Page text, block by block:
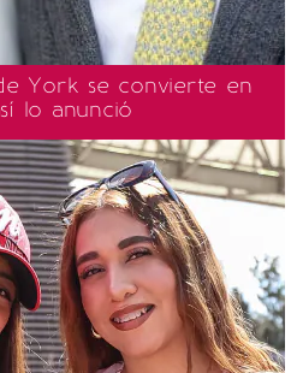
York se convierte en
lo anunció